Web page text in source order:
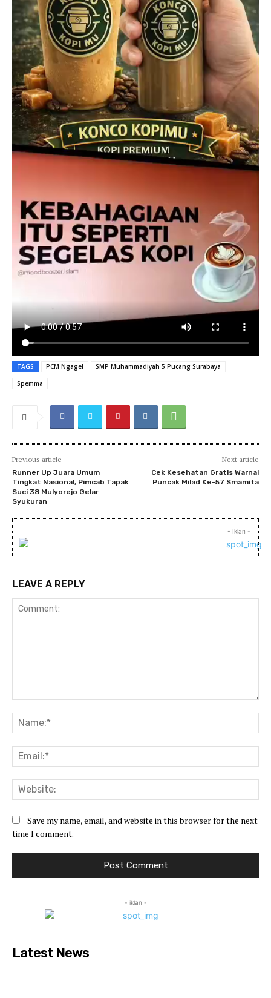
TAGS PCM Ngagel
SMP Muhammadiyah 5 Pucang Surabaya
Spemma
Previous article
Runner Up Juara Umum
Tingkat Nasional, Pimcab Tapak
Suci 38 Mulyorejo Gelar
Syukuran
Next article
Cek Kesehatan Gratis Warnai
Puncak Milad Ke-57 Smamita
- Iklan -
LEAVE A REPLY
Save my name, email, and website in this browser for the next
time I comment.
- iklan -
Latest News